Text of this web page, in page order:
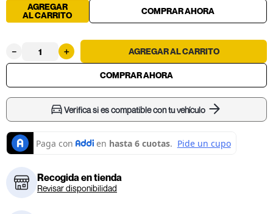
AGREGAR
AL CARRITO
＋
－
Verifica si es compatible con tu vehículo
Recogida en tienda
Revisar disponibilidad